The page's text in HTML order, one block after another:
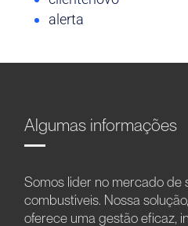
alerta
Algumas informações
Somos líder no mercado
combustíveis. Nossa
oferece uma gestão eficaz,